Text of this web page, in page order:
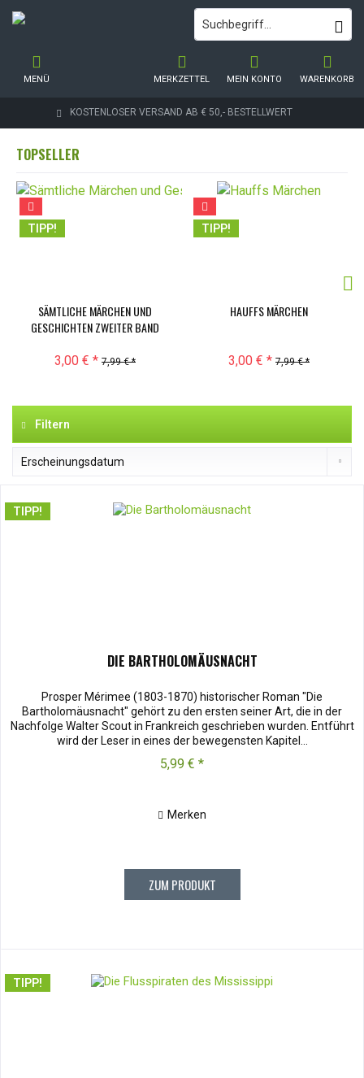
KOSTENLOSER VERSAND AB € 50,- BESTELLWERT
WARENKORB
MERKZETTEL MEIN KONTO
MENÜ
TOPSELLER
TIPP!
SÄMTLICHE MÄRCHEN UND
GESCHICHTEN ZWEITER BAND
3,00 € * 7,99 € *
TIPP!
HAUFFS MÄRCHEN
3,00 € * 7,99 € *
Filtern
TIPP!
DIE BARTHOLOMÄUSNACHT
Prosper Mérimee (1803-1870) historischer Roman "Die
Bartholomäusnacht" gehört zu den ersten seiner Art, die in der
Nachfolge Walter Scout in Frankreich geschrieben wurden. Entführt
wird der Leser in eines der bewegensten Kapitel...
5,99 € *
Merken
ZUM PRODUKT
TIPP!